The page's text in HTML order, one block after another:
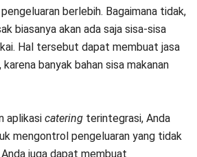
terhubung dengan pramusaji
kesalahan pemesanan dan
ini dapat mengupdate menu di
otomatis, membuat kategori menu